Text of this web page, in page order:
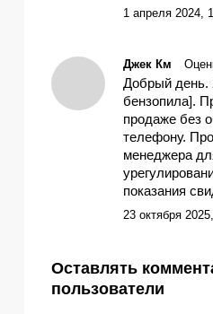
1 апреля 2024,
Джек Км
Добрый день.
бензопила].
продаже без
телефону.
менеджера
показания
23 октября
Оставлять
пользователи